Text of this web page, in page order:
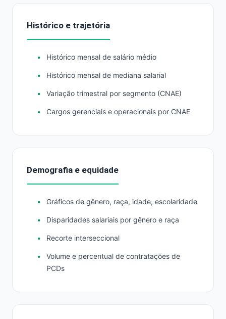
Histórico e trajetória
Histórico mensal de salário médio
Histórico mensal de mediana salarial
Variação trimestral por segmento (CNAE)
Cargos gerenciais e operacionais por CNAE
Demografia e equidade
Gráficos de gênero, raça, idade, escolaridade
Disparidades salariais por gênero e raça
Recorte interseccional
Volume e percentual de contratações de
PCDs